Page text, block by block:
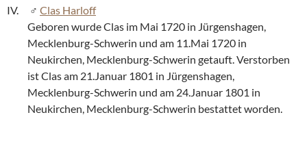
Clas Harloff
Geboren wurde Clas im Mai 1720 in Jürgenshagen,
Mecklenburg-Schwerin und am 11.Mai 1720 in
Neukirchen, Mecklenburg-Schwerin getauft. Verstorben
ist Clas am 21.Januar 1801 in Jürgenshagen,
Mecklenburg-Schwerin und am 24.Januar 1801 in
Neukirchen, Mecklenburg-Schwerin bestattet worden.